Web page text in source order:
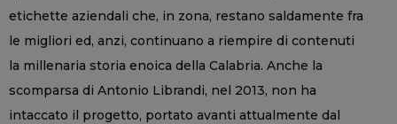
etichette aziendali che, in zona, restano saldamente fra
le migliori ed, anzi, continuano a riempire di contenuti
la millenaria storia enoica della Calabria. Anche la
scomparsa di Antonio Librandi, nel 2013, non ha
intaccato il progetto, portato avanti attualmente dal